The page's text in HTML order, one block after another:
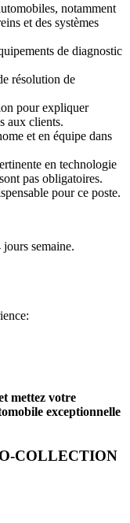
notamment
et des systèmes
de diagnostic
résolution de
pour expliquer
aux clients.
et en équipe dans
en technologie
pas obligatoires.
pour ce poste.
semaine.
mettez votre
exceptionnelle
COLLECTION